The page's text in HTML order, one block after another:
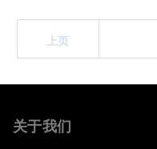
上页
关于我们